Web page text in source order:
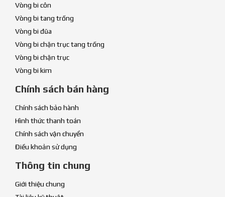
Vòng bi côn
Vòng bi tang trống
Vòng bi đũa
Vòng bi chặn trục tang trống
Vòng bi chặn trục
Vòng bi kim
Chính sách bán hàng
Chính sách bảo hành
Hình thức thanh toán
Chính sách vận chuyển
Điều khoản sử dụng
Thông tin chung
Giới thiệu chung